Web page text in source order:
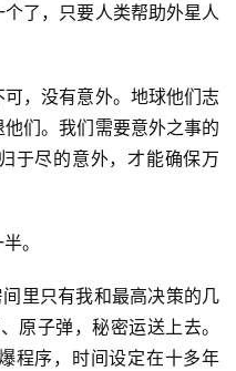
了，只要人类帮助外星人
，没有意外。地球他们志
们。我们需要意外之事的
于尽的意外，才能确保万
。
里只有我和最高决策的几
原子弹，秘密运送上去。
程序，时间设定在十多年